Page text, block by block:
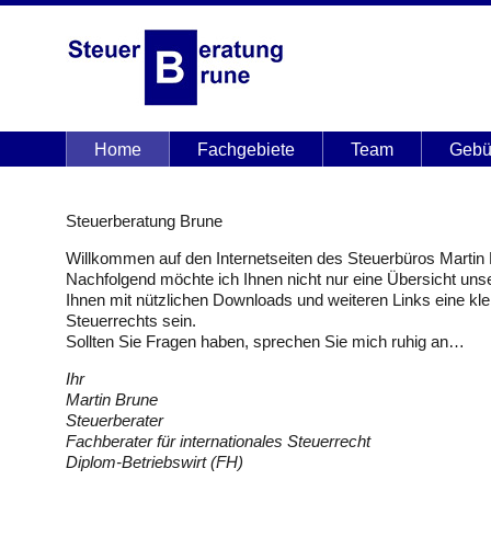
Home Fachgebiete Team
Steuerberatung Brune
Willkommen auf den Internetseiten des Steuerbüros
Nachfolgend möchte ich Ihnen nicht nur eine Übersicht
Ihnen mit nützlichen Downloads und weiteren Links eine
Steuerrechts sein.
Sollten Sie Fragen haben, sprechen Sie mich ruhig an…
Ihr
Martin Brune
Steuerberater
Fachberater für internationales Steuerrecht
Diplom-Betriebswirt (FH)